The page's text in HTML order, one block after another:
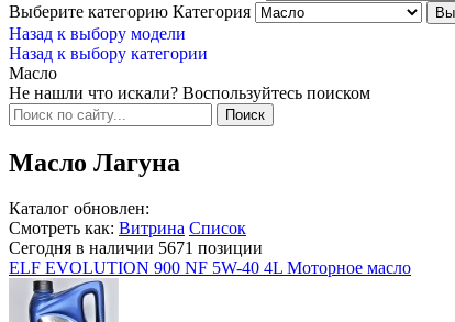
Выберите категорию Категория
Назад к выбору модели
Назад к выбору категории
Масло
Не нашли что искали? Воспользуйтесь поиском
Масло Лагуна
Каталог обновлен:
Смотреть как: Витрина Список
Сегодня в наличии 5671 позиции
ELF EVOLUTION 900 NF 5W-40 4L Моторное масло